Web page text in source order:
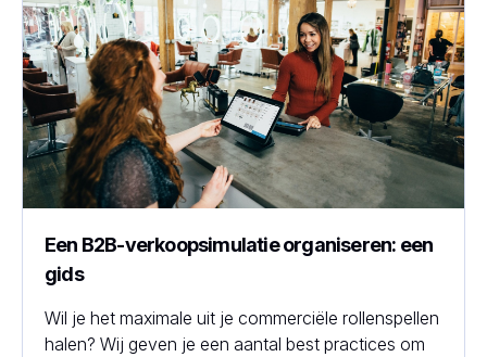
Een B2B-verkoopsimulatie organiseren: een
gids
Wil je het maximale uit je commerciële rollenspellen
halen? Wij geven je een aantal best practices om